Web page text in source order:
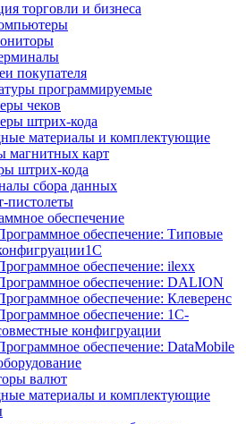
торговли и бизнеса
покупателя
программируемые
чеков
штрих-кода
материалы и комплектующие
магнитных карт
штрих-кода
сбора данных
пистолеты
обеспечение
обеспечение: Типовые
обеспечение: ilexx
обеспечение: DALION
обеспечение: Клеверенс
обеспечение: 1С-
конфигруации
обеспечение: DataMobile
валют
материалы и комплектующие